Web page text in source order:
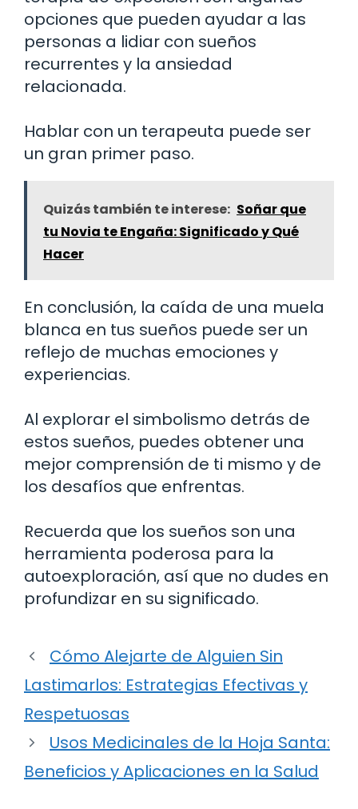
opciones que pueden ayudar a las
personas a lidiar con sueños
recurrentes y la ansiedad
relacionada.
Hablar con un terapeuta puede ser
un gran primer paso.
Quizás también te interese: Soñar que
tu Novia te Engaña: Significado y Qué
Hacer
En conclusión, la caída de una muela
blanca en tus sueños puede ser un
reflejo de muchas emociones y
experiencias.
Al explorar el simbolismo detrás de
estos sueños, puedes obtener una
mejor comprensión de ti mismo y de
los desafíos que enfrentas.
Recuerda que los sueños son una
herramienta poderosa para la
autoexploración, así que no dudes en
profundizar en su significado.
Cómo Alejarte de Alguien Sin
Lastimarlos: Estrategias Efectivas y
Respetuosas
Usos Medicinales de la Hoja Santa:
Beneficios y Aplicaciones en la Salud